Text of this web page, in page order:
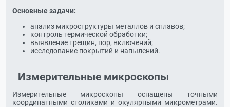
Основные задачи:
анализ микроструктуры металлов и сплавов;
контроль термической обработки;
выявление трещин, пор, включений;
исследование покрытий и напылений.
Измерительные микроскопы
Измерительные микроскопы оснащены точными
координатными столиками и окулярными микрометрами.